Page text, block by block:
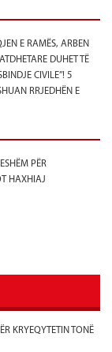
E RAMËS, ARBEN
DUHET TË
CIVILE”! 5
RRJEDHËN E
PËR
HAXHIAJ
KRYEQYTETIN TONË